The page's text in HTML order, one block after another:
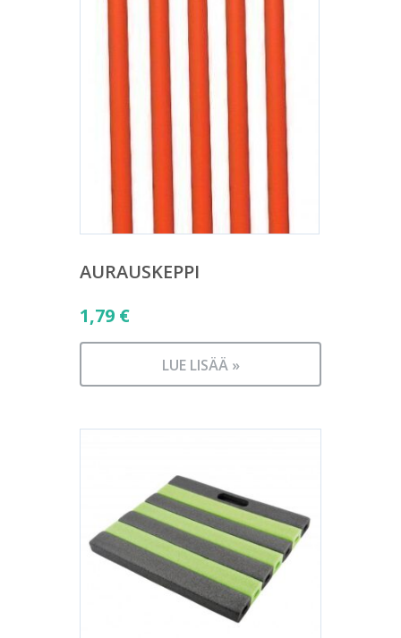
AURAUSKEPPI
1,79 €
LUE LISÄÄ »